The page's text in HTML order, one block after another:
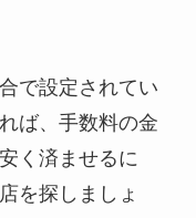
で設定されてい
ば、手数料の金
く済ませるに
を探しましょ